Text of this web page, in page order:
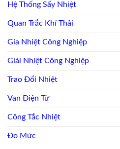
Hệ Thống Sấy Nhiệt
Quan Trắc Khí Thải
Gia Nhiệt Công Nghiệp
Giải Nhiệt Công Nghiệp
Trao Đổi Nhiệt
Van Điện Từ
Công Tắc Nhiệt
Đo Mức